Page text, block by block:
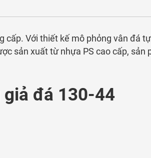
cấp. Với thiết kế mô phỏng vân đá
sản xuất từ nhựa PS cao cấp, sản
đá 130-44